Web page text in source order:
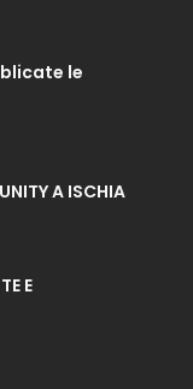
le
A ISCHIA
E